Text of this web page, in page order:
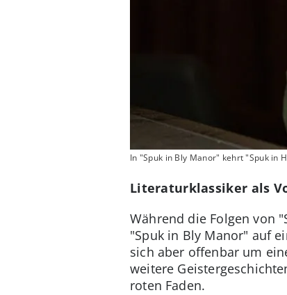
In "Spuk in Bly Manor" kehrt "Spuk in
Literaturklassiker als
Während die Folgen von
"Spuk in Bly Manor" auf
sich aber offenbar um
weitere
roten Faden.